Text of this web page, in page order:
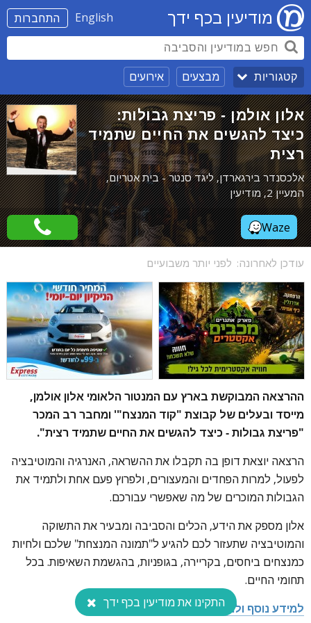
התחברות English מודיעין בכף ידך
קטגוריות מבצעים אירועים
אלון אולמן - פריצת גבולות:
כיצד להגשים את החיים שתמיד
רצית
אלכסנדר בירגארדן, ליגד סנטר - בית אטריום,
המעיין 2, מודיעין
Waze
עודכן לאחרונה: לפני יותר משבועיים
ההרצאה המבוקשת בארץ עם המנטור הלאומי אלון אולמן,
מייסד ובעלים של קבוצת "קוד המנצח"' ומחבר רב המכר
"פריצת גבולות - כיצד להגשים את החיים שתמיד רצית".
הרצאה יוצאת דופן בה תקבלו את ההשראה, האנרגיה והמוטיבציה
לפעול, למרות הפחדים והמעצורים, ולפרוץ פעם אחת ולתמיד את
הגבולות המוכרים של מה שאפשרי עבורכם.
אלון מספק את הידע, הכלים והסביבה ומבעיר את התשוקה
והמוטיבציה שתעזור לכם להגיע ל"תמונה המנצחת" שלכם ולחיות
כמנצחים ביחסים, בקריירה, בגופניות, בהגשמת השאיפות. בכל
תחומי החיים.
למידע נוסף ולרכישת כרטיסים לחצו כאן!
התקינו את מודיעין בכף ידך